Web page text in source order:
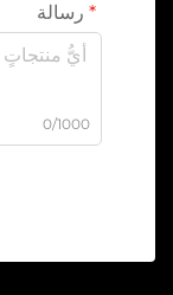
رسالة
0/1000